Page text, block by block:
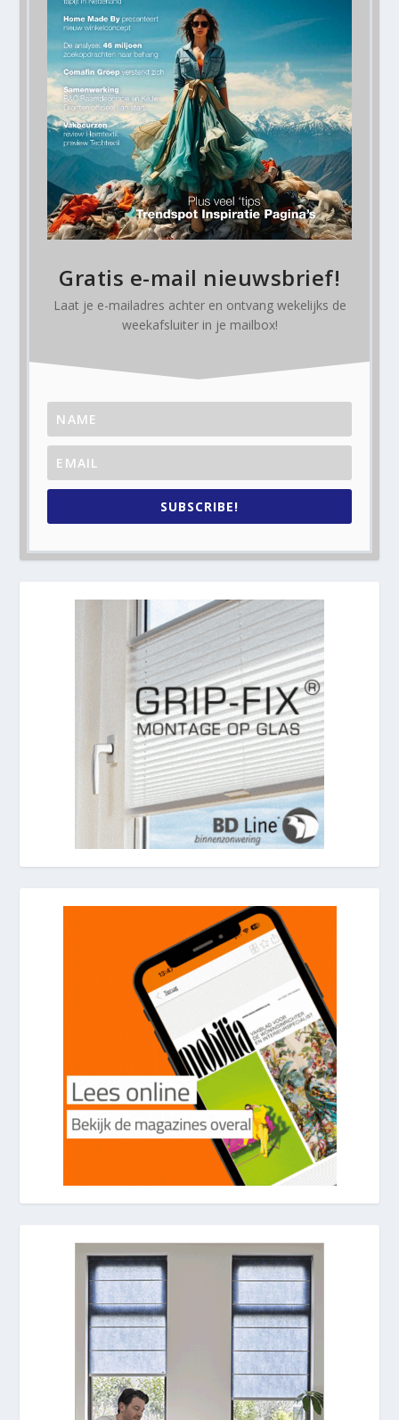
Gratis e-mail nieuwsbrief!
Laat je e-mailadres achter en ontvang wekelijks de
weekafsluiter in je mailbox!
SUBSCRIBE!